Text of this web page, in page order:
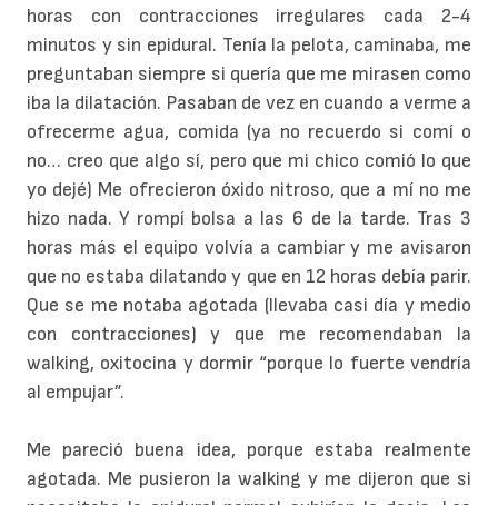
horas con contracciones irregulares cada 2-4
minutos y sin epidural. Tenía la pelota, caminaba, me
preguntaban siempre si quería que me mirasen como
iba la dilatación. Pasaban de vez en cuando a verme a
ofrecerme agua, comida (ya no recuerdo si comí o
no… creo que algo sí, pero que mi chico comió lo que
yo dejé) Me ofrecieron óxido nitroso, que a mí no me
hizo nada. Y rompí bolsa a las 6 de la tarde. Tras 3
horas más el equipo volvía a cambiar y me avisaron
que no estaba dilatando y que en 12 horas debía parir.
Que se me notaba agotada (llevaba casi día y medio
con contracciones) y que me recomendaban la
walking, oxitocina y dormir “porque lo fuerte vendría
al empujar”.
Me pareció buena idea, porque estaba realmente
agotada. Me pusieron la walking y me dijeron que si